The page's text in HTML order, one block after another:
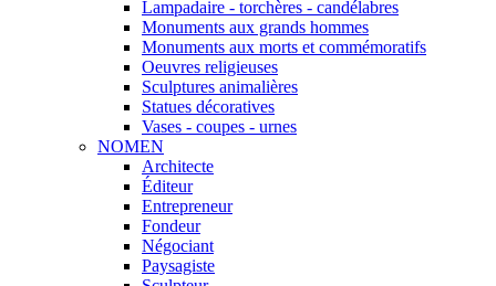
Lampadaire - torchères - candélabres
Monuments aux grands hommes
Monuments aux morts et commémoratifs
Oeuvres religieuses
Sculptures animalières
Statues décoratives
Vases - coupes - urnes
NOMEN
Architecte
Éditeur
Entrepreneur
Fondeur
Négociant
Paysagiste